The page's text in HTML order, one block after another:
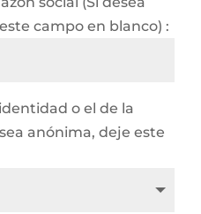
campo en blanco) :
o el de la
anónima, deje este